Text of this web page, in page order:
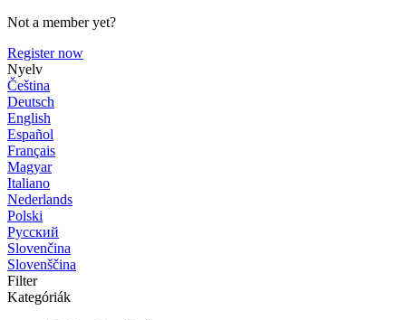
Not a member yet?
Register now
Nyelv
Čeština
Deutsch
English
Español
Français
Magyar
Italiano
Nederlands
Polski
Русский
Slovenčina
Slovenščina
Filter
Kategóriák